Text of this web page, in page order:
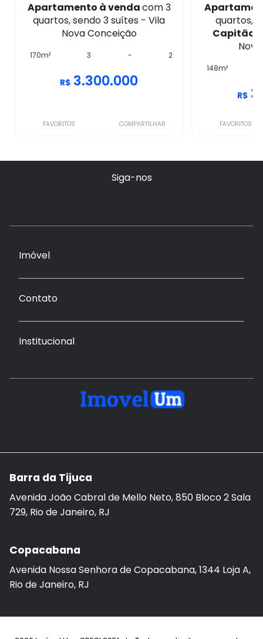
Apartamento à vendacom 3
quartos, sendo 3 suítes - Vila
Nova Conceição
170m² 3 - 2
R$ 3.300.000
FAVORITOS COMPARTILHAR
quartos,
Capitão
148m²
R$
FAVORITOS
Siga-nos
Imóvel
Contato
Institucional
Barra da Tijuca
Avenida João Cabral de Mello Neto, 850 Bloco 2 Sala
729, Rio de Janeiro, RJ
Copacabana
Avenida Nossa Senhora de Copacabana, 1344 Loja A,
Rio de Janeiro, RJ